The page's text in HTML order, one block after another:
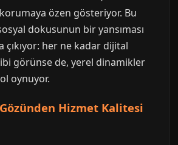
özen gösteriyor. Bu
dokusunun bir yansıması
çıkıyor: her ne kadar dijital
görünse de, yerel dinamikler
oynuyor.
Hizmet Kalitesi